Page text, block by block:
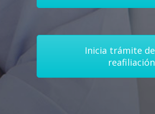
Inicia trámite de
reafiliación